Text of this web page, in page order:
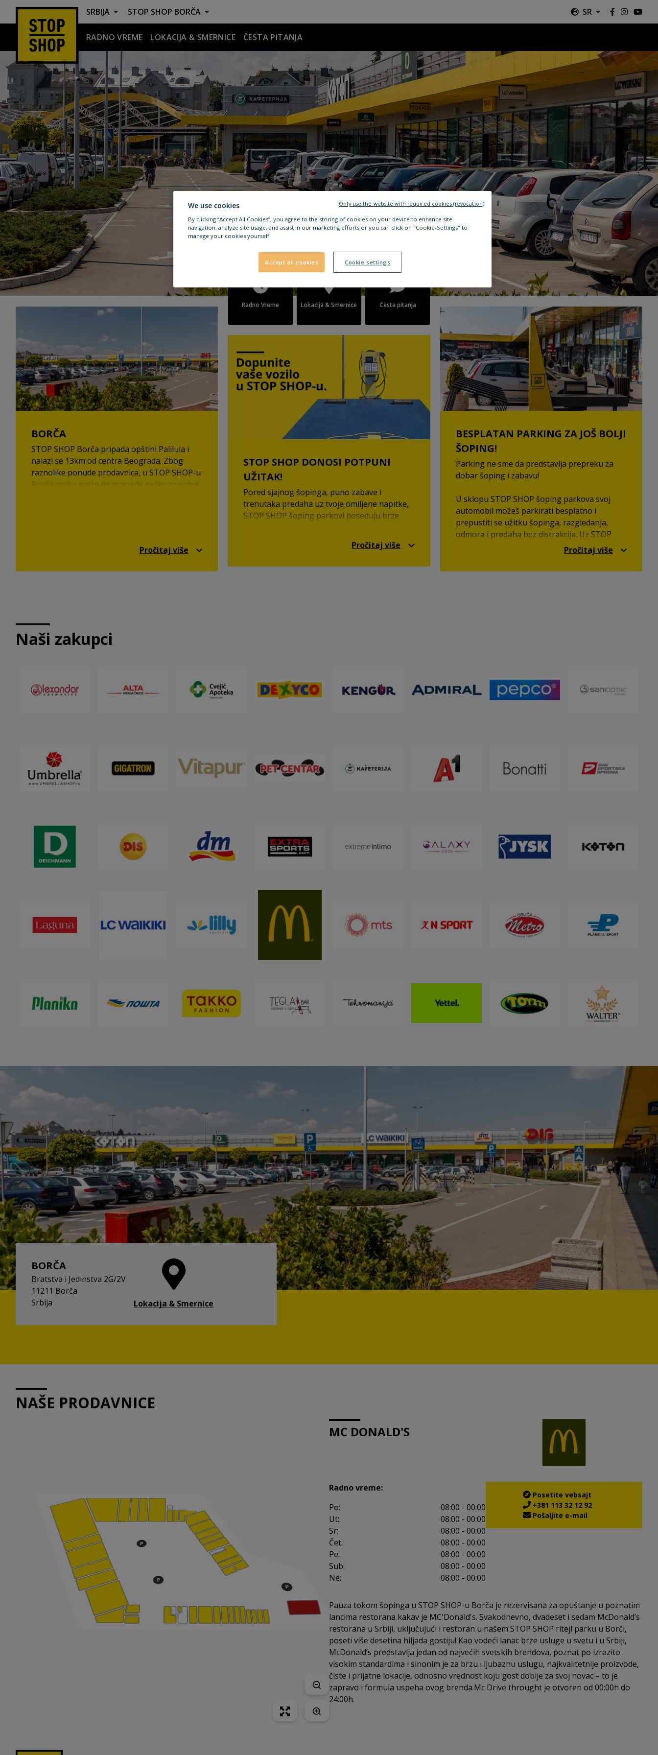
SRBIJA STOP SHOP BORČA SR
RADNO VREME LOKACIJA & SMERNICE
ČESTA PITANJA
Radno Vreme Lokacija & Smernice Česta pitanja
BORČA
STOP SHOP Borča pripada opštini Palilula i
nalazi se 13km od centra Beograda. Zbog
raznolike ponude prodavnica, u STOP SHOP-u
Borča svako može da pronađe nešto za sebe!
Pročitaj više
STOP SHOP DONOSI POTPUNI
UŽITAK!
Pored sjajnog šopinga, puno zabave i
trenutaka predaha uz tvoje omiljene napitke,
STOP SHOP šoping parkovi poseduju brze
mobilne uređaje, besplatan internet u okviru
šoping parkova kao i besplatan parking.
Pročitaj više
BESPLATAN PARKING ZA JOŠ BOLJI
ŠOPING!
Parking ne sme da predstavlja prepreku za
dobar šoping i zabavu!
U sklopu STOP SHOP šoping parkova svoj
automobil možeš parkirati besplatno i
prepustiti se užitku šopinga, razgledanja,
odmora i predaha bez distrakcija. Uz STOP
Pročitaj više
Naši zakupci
BORČA
Bratstva i Jedinstva 2G/2V
11211 Borča
Srbija
Lokacija & Smernice
NAŠE PRODAVNICE
MC DONALD'S
Radno vreme:
Po:
08:00 - 00:00
Ut:
08:00 - 00:00
Sr:
08:00 - 00:00
Čet:
08:00 - 00:00
Pe:
08:00 - 00:00
Sub:
08:00 - 00:00
Ne:
08:00 - 00:00
Posetite vebsajt
+381 113 32 12 92
Pošaljite e-mail
Pauza tokom šopinga u STOP SHOP-u Borča je rezervisana za opuštanje u poznatim
lancima restorana kakav je MC'Donald's. Svakodnevno, dvadeset i sedam McDonald’s
restorana u Srbiji, uključujući i restoran u našem STOP SHOP ritejl parku u Borči,
poseti više desetina hiljada gostiju! Kao vodeći lanac brze usluge u svetu i u Srbiji,
McDonald’s predstavlja jedan od najvećih svetskih brendova, poznat po izrazito
visokim standardima i sinonim je za brzu i ljubaznu uslugu, najkvalitetnije proizvode,
čiste i prijatne lokacije, odnosno vrednost koju gost dobije za svoj novac – to je
zapravo i formula uspeha ovog brenda.Mc Drive throught je otvoren od 00:00h do
24:00h.
We use cookies
By clicking “Accept All Cookies”, you agree to the storing of cookies on your device to enhance site
navigation, analyze site usage, and assist in our marketing efforts or you can click on "Cookie-Settings" to
manage your cookies yourself.
Accept all cookies Cookie settings
Only use the website with required cookies (revocation)